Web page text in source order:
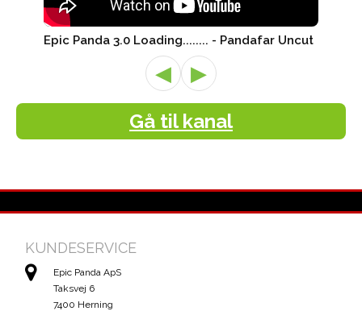
Epic Panda 3.0 Loading........ - Pandafar Uncut
◀ ▶
Gå til kanal
KUNDESERVICE
Epic Panda ApS
Taksvej 6
7400 Herning